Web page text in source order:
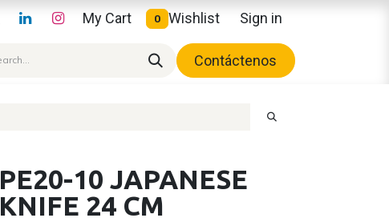
My Cart 0 Wishlist Sign in
Contáctenos
PE20-10 JAPANESE
KNIFE 24 CM